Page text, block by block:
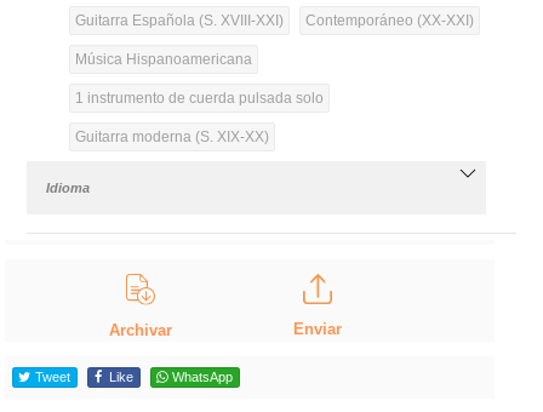
Guitarra Española (S. XVIII-XXI) Contemporáneo (XX-XXI)
Música Hispanoamericana
1 instrumento de cuerda pulsada solo
Guitarra moderna (S. XIX-XX)
Idioma
Archivar Enviar
Tweet Like WhatsApp